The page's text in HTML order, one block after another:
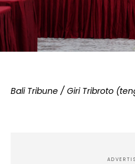
Bali Tribune / Giri Tribroto